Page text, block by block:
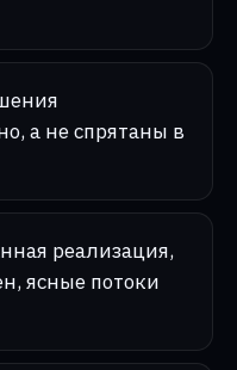
а не спрятаны в
реализация,
ясные потоки